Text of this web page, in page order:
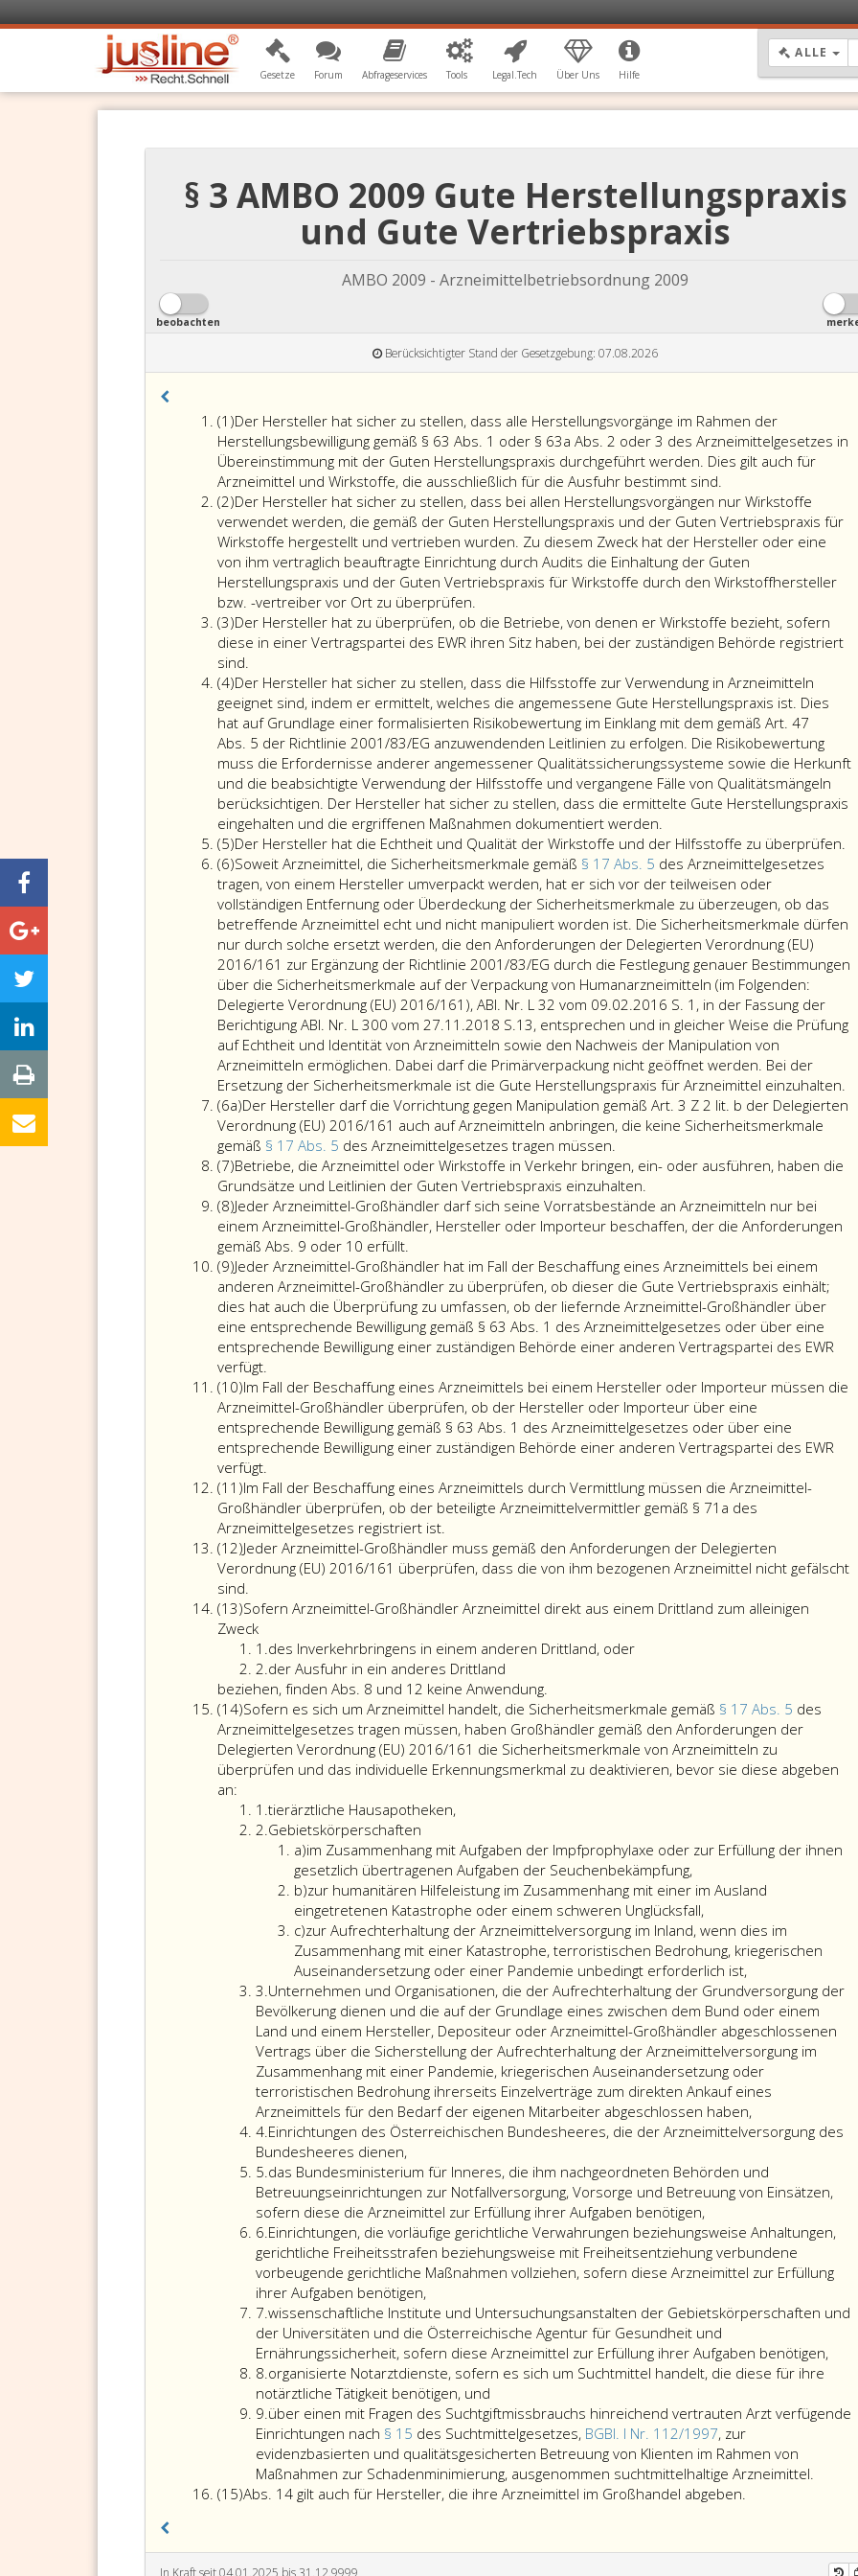
Gesetze Forum Abfrageservices Tools Legal.Tech Über Uns Hilfe
ALLE
§ 3 AMBO 2009 Gute Herstellungspraxis
und Gute Vertriebspraxis
AMBO 2009 - Arzneimittelbetriebsordnung 2009
beobachten
Berücksichtigter Stand der Gesetzgebung: 07.08.2026
(1)Absatz
eins
Der Hersteller hat sicher zu stellen, dass alle Herstellungsvorgänge im Rahmen der
Herstellungsbewilligung gemäß § 63 Abs. 1 oder § 63a Abs. 2 oder 3 des Arzneimittelgesetzes in
Übereinstimmung mit der Guten Herstellungspraxis durchgeführt werden. Dies gilt auch für
Arzneimittel und Wirkstoffe, die ausschließlich für die Ausfuhr bestimmt sind.
Hersteller
hat
sicher
zu
stellen,
alle
Herstellungsvorgänge
Rahmen
der
gemäß
Paragraph
63,
Absatz
oder
Paragraph
63
a,
Absatz
2,
oder
3
des
Arzneimittelgesetzes
in
Übereinstimmung
mit
der
Guten
durchgeführt
Dies
gilt
für
Arzneimittel
und
Wirkstoffe,
die
für
die
Ausfuhr
bestimmt
(2)Absatz
2
Der Hersteller hat sicher zu stellen, dass bei allen Herstellungsvorgängen nur Wirkstoffe
verwendet werden, die gemäß der Guten Herstellungspraxis und der Guten Vertriebspraxis für
Wirkstoffe hergestellt und vertrieben wurden. Zu diesem Zweck hat der Hersteller oder eine
von ihm vertraglich beauftragte Einrichtung durch Audits die Einhaltung der Guten
Herstellungspraxis und der Guten Vertriebspraxis für Wirkstoffe durch den Wirkstoffhersteller
bzw. -vertreiber vor Ort zu überprüfen.
(3)Absatz
3
Der Hersteller hat zu überprüfen, ob die Betriebe, von denen er Wirkstoffe bezieht, sofern
diese in einer Vertragspartei des EWR ihren Sitz haben, bei der zuständigen Behörde registriert
sind.
(4)Absatz
4
Der Hersteller hat sicher zu stellen, dass die Hilfsstoffe zur Verwendung in Arzneimitteln
geeignet sind, indem er ermittelt, welches die angemessene Gute Herstellungspraxis ist. Dies
hat auf Grundlage einer formalisierten Risikobewertung im Einklang mit dem gemäß Art. 47
Abs. 5 der Richtlinie 2001/83/EG anzuwendenden Leitlinien zu erfolgen. Die Risikobewertung
muss die Erfordernisse anderer angemessener Qualitätssicherungssysteme sowie die Herkunft
und die beabsichtigte Verwendung der Hilfsstoffe und vergangene Fälle von Qualitätsmängeln
berücksichtigen. Der Hersteller hat sicher zu stellen, dass die ermittelte Gute Herstellungspraxis
eingehalten und die ergriffenen Maßnahmen dokumentiert werden.
Hersteller
hat
sicher
zu
stellen,
dass
die
Hilfsstoffe
zur
Verwendung
in
Arzneimitteln
geeignet
sind,
indem
ermittelt,
die
angemessene
Herstellungspraxis
ist.
Dies
hat
auf
einer
formalisierten
Risikobewertung
im
mit
dem
Artikel
47,
5,
Leitlinien
zu
erfolgen.
Die
Erfordernisse
anderer
angemessener
Qualitätssicherungssysteme
sowie
die
Herkunft
und
die
beabsichtigte
Verwendung
der
Hilfsstoffe
und
vergangene
von
Qualitätsmängeln
berücksichtigen.
Der
Hersteller
hat
zu
stellen,
dass
die
Gute
Herstellungspraxis
eingehalten
und
die
dokumentiert
(5)Absatz
5
Der Hersteller hat die Echtheit und Qualität der Wirkstoffe und der Hilfsstoffe zu überprüfen.
(6)Absatz
6
Soweit Arzneimittel, die Sicherheitsmerkmale gemäß § 17 Abs. 5 des Arzneimittelgesetzes
tragen, von einem Hersteller umverpackt werden, hat er sich vor der teilweisen oder
vollständigen Entfernung oder Überdeckung der Sicherheitsmerkmale zu überzeugen, ob das
betreffende Arzneimittel echt und nicht manipuliert worden ist. Die Sicherheitsmerkmale dürfen
nur durch solche ersetzt werden, die den Anforderungen der Delegierten Verordnung (EU)
2016/161 zur Ergänzung der Richtlinie 2001/83/EG durch die Festlegung genauer Bestimmungen
über die Sicherheitsmerkmale auf der Verpackung von Humanarzneimitteln (im Folgenden:
Delegierte Verordnung (EU) 2016/161), ABl. Nr. L 32 vom 09.02.2016 S. 1, in der Fassung der
Berichtigung ABl. Nr. L 300 vom 27.11.2018 S.13, entsprechen und in gleicher Weise die Prüfung
auf Echtheit und Identität von Arzneimitteln sowie den Nachweis der Manipulation von
Arzneimitteln ermöglichen. Dabei darf die Primärverpackung nicht geöffnet werden. Bei der
Ersetzung der Sicherheitsmerkmale ist die Gute Herstellungspraxis für Arzneimittel einzuhalten.
(6a)Absatz
6
a
Der Hersteller darf die Vorrichtung gegen Manipulation gemäß Art. 3 Z 2 lit. b der Delegierten
Verordnung (EU) 2016/161 auch auf Arzneimitteln anbringen, die keine Sicherheitsmerkmale
gemäß § 17 Abs. 5 des Arzneimittelgesetzes tragen müssen.
Hersteller
darf
die
Vorrichtung
Manipulation
gemäß
Artikel
3,
Ziffer
Litera
b,
der
Delegierten
2016/161
auch
Arzneimitteln
anbringen,
keine
gemäß
Absatz
5,
des
Arzneimittelgesetzes
(7)Absatz
7
Betriebe, die Arzneimittel oder Wirkstoffe in Verkehr bringen, ein- oder ausführen, haben die
Grundsätze und Leitlinien der Guten Vertriebspraxis einzuhalten.
(8)Absatz
8
Jeder Arzneimittel-Großhändler darf sich seine Vorratsbestände an Arzneimitteln nur bei
einem Arzneimittel-Großhändler, Hersteller oder Importeur beschaffen, der die Anforderungen
gemäß Abs. 9 oder 10 erfüllt.
Arzneimittel-
Großhändler
darf
sich
seine
an
Arzneimitteln
nur
bei
Arzneimittel-
Großhändler,
Hersteller
oder
Importeur
der
Anforderungen
gemäß
Absatz
9,
oder
10
erfüllt.
(9)Absatz
9
Jeder Arzneimittel-Großhändler hat im Fall der Beschaffung eines Arzneimittels bei einem
anderen Arzneimittel-Großhändler zu überprüfen, ob dieser die Gute Vertriebspraxis einhält;
dies hat auch die Überprüfung zu umfassen, ob der liefernde Arzneimittel-Großhändler über
eine entsprechende Bewilligung gemäß § 63 Abs. 1 des Arzneimittelgesetzes oder über eine
entsprechende Bewilligung einer zuständigen Behörde einer anderen Vertragspartei des EWR
verfügt.
Arzneimittel-
Großhändler
hat
im
der
Beschaffung
eines
Arzneimittels
bei
anderen
Großhändler
zu
überprüfen,
ob
dieser
die
Gute
einhält;
dies
hat
auch
die
Überprüfung
zu
umfassen,
der
liefernde
Arzneimittel-
Großhändler
über
eine
entsprechende
Bewilligung
gemäß
Paragraph
63,
Absatz
eins,
des
Arzneimittelgesetzes
oder
über
eine
entsprechende
Bewilligung
einer
zuständigen
Behörde
einer
anderen
Vertragspartei
verfügt.
(10)Absatz
10
Im Fall der Beschaffung eines Arzneimittels bei einem Hersteller oder Importeur müssen die
Arzneimittel-Großhändler überprüfen, ob der Hersteller oder Importeur über eine
entsprechende Bewilligung gemäß § 63 Abs. 1 des Arzneimittelgesetzes oder über eine
entsprechende Bewilligung einer zuständigen Behörde einer anderen Vertragspartei des EWR
verfügt.
Fall
der
Beschaffung
eines
Arzneimittels
einem
oder
Importeur
müssen
die
Arzneimittel-
Großhändler
überprüfen,
der
Hersteller
oder
Importeur
über
entsprechende
Bewilligung
gemäß
Paragraph
63,
Absatz
eins,
des
Arzneimittelgesetzes
oder
über
eine
entsprechende
Bewilligung
einer
zuständigen
Behörde
einer
anderen
Vertragspartei
des
EWR
verfügt.
(11)Absatz
11
Im Fall der Beschaffung eines Arzneimittels durch Vermittlung müssen die Arzneimittel-
Großhändler überprüfen, ob der beteiligte Arzneimittelvermittler gemäß § 71a des
Arzneimittelgesetzes registriert ist.
Fall
der
eines
durch
Vermittlung
müssen
die
Arzneimittel-
Großhändler
überprüfen,
der
Arzneimittelvermittler
gemäß
Paragraph
71
a,
des
Arzneimittelgesetzes
registriert
ist.
(12)Absatz
12
Jeder Arzneimittel-Großhändler muss gemäß den Anforderungen der Delegierten
Verordnung (EU) 2016/161 überprüfen, dass die von ihm bezogenen Arzneimittel nicht gefälscht
sind.
(13)Absatz
13
Sofern Arzneimittel-Großhändler Arzneimittel direkt aus einem Drittland zum alleinigen
Zweck
1.Ziffer
eins
des Inverkehrbringens in einem anderen Drittland, oder
2.Ziffer
2
der Ausfuhr in ein anderes Drittland
beziehen, finden Abs. 8 und 12 keine Anwendung.
finden
Absatz
8
und
(14)Absatz
14
Sofern es sich um Arzneimittel handelt, die Sicherheitsmerkmale gemäß § 17 Abs. 5 des
Arzneimittelgesetzes tragen müssen, haben Großhändler gemäß den Anforderungen der
Delegierten Verordnung (EU) 2016/161 die Sicherheitsmerkmale von Arzneimitteln zu
überprüfen und das individuelle Erkennungsmerkmal zu deaktivieren, bevor sie diese abgeben
an:
es
sich
Arzneimittel
handelt,
Sicherheitsmerkmale
Paragraph
17,
Absatz
des
Arzneimittelgesetzes
tragen
müssen,
haben
Großhändler
gemäß
den
Anforderungen
der
Delegierten
Verordnung (EU)
2016/161
die
Sicherheitsmerkmale
von
Arzneimitteln
überprüfen
und
das
individuelle
Erkennungsmerkmal
bevor
1.Ziffer
eins
tierärztliche Hausapotheken,
2.Ziffer
Gebietskörperschaften
a)Litera
a
im Zusammenhang mit Aufgaben der Impfprophylaxe oder zur Erfüllung der ihnen
gesetzlich übertragenen Aufgaben der Seuchenbekämpfung,
b)Litera
b
zur humanitären Hilfeleistung im Zusammenhang mit einer im Ausland
eingetretenen Katastrophe oder einem schweren Unglücksfall,
c)Litera
c
zur Aufrechterhaltung der Arzneimittelversorgung im Inland, wenn dies im
Zusammenhang mit einer Katastrophe, terroristischen Bedrohung, kriegerischen
Auseinandersetzung oder einer Pandemie unbedingt erforderlich ist,
3.Ziffer
3
Unternehmen und Organisationen, die der Aufrechterhaltung der Grundversorgung der
Bevölkerung dienen und die auf der Grundlage eines zwischen dem Bund oder einem
Land und einem Hersteller, Depositeur oder Arzneimittel-Großhändler abgeschlossenen
Vertrags über die Sicherstellung der Aufrechterhaltung der Arzneimittelversorgung im
Zusammenhang mit einer Pandemie, kriegerischen Auseinandersetzung oder
terroristischen Bedrohung ihrerseits Einzelverträge zum direkten Ankauf eines
Arzneimittels für den Bedarf der eigenen Mitarbeiter abgeschlossen haben,
4.Ziffer
4
Einrichtungen des Österreichischen Bundesheeres, die der Arzneimittelversorgung des
Bundesheeres dienen,
5.Ziffer
5
das Bundesministerium für Inneres, die ihm nachgeordneten Behörden und
Betreuungseinrichtungen zur Notfallversorgung, Vorsorge und Betreuung von Einsätzen,
sofern diese die Arzneimittel zur Erfüllung ihrer Aufgaben benötigen,
6.Ziffer
6
Einrichtungen, die vorläufige gerichtliche Verwahrungen beziehungsweise Anhaltungen,
gerichtliche Freiheitsstrafen beziehungsweise mit Freiheitsentziehung verbundene
vorbeugende gerichtliche Maßnahmen vollziehen, sofern diese Arzneimittel zur Erfüllung
ihrer Aufgaben benötigen,
7.Ziffer
7
wissenschaftliche Institute und Untersuchungsanstalten der Gebietskörperschaften und
der Universitäten und die Österreichische Agentur für Gesundheit und
Ernährungssicherheit, sofern diese Arzneimittel zur Erfüllung ihrer Aufgaben benötigen,
8.Ziffer
8
organisierte Notarztdienste, sofern es sich um Suchtmittel handelt, die diese für ihre
notärztliche Tätigkeit benötigen, und
9.Ziffer
9
über einen mit Fragen des Suchtgiftmissbrauchs hinreichend vertrauten Arzt verfügende
Einrichtungen nach § 15 des Suchtmittelgesetzes, BGBl. I Nr. 112/1997, zur
evidenzbasierten und qualitätsgesicherten Betreuung von Klienten im Rahmen von
Maßnahmen zur Schadenminimierung, ausgenommen suchtmittelhaltige Arzneimittel.
des
(15)Absatz
Abs. 14 gilt auch für Hersteller, die ihre Arzneimittel im Großhandel abgeben.
auch
In Kraft seit 04.01.2025 bis 31.12.9999